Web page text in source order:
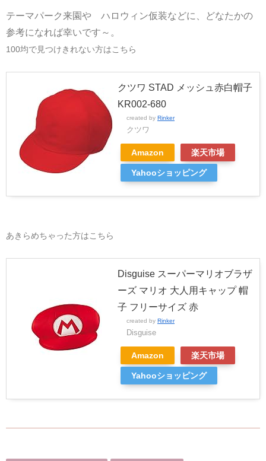
テーマパーク来園や ハロウィン仮装などに、どなたかの
参考になれば幸いです～。
100均で見つけきれない方はこちら
クツワ STAD メッシュ赤白帽子
KR002-680
created by Rinker
クツワ
Amazon 楽天市場
Yahooショッピング
あきらめちゃった方はこちら
Disguise スーパーマリオブラザ
ーズ マリオ 大人用キャップ 帽
子 フリーサイズ 赤
created by Rinker
Disguise
Amazon 楽天市場
Yahooショッピング